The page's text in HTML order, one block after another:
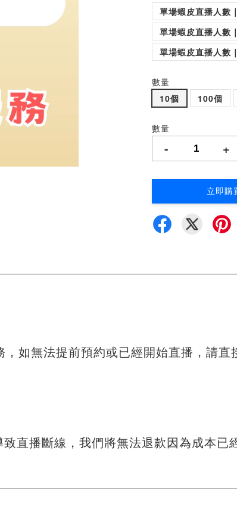
單場蝦皮直播人數
單場蝦皮直播人數
單場蝦皮直播人數
數量
10個
100個
數量
- +
立即購
如無法提前預約或已經開始直播，請
直播斷線，我們將無法退款因為成本已